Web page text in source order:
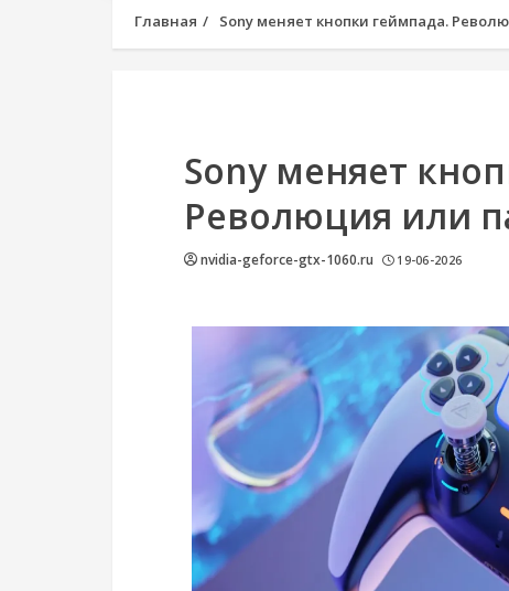
Главная Sony меняет кнопки геймпада.
Sony меняет
Революция или
nvidia-geforce-gtx-1060.ru 19-06-2026